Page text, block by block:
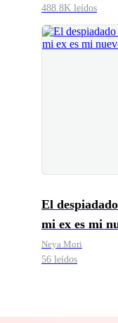
488.8K leídos
El
mi ex es mi
jefe
Neya Mori
56 leídos